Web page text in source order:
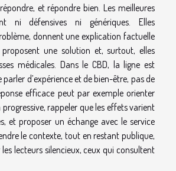
et répondre bien. Les meilleures
ni défensives ni génériques. Elles
donnent une explication factuelle
une solution et, surtout, elles
médicales. Dans le CBD, la ligne est
parler d’expérience et de bien-être, pas de
efficace peut par exemple orienter
rappeler que les effets varient
et proposer un échange avec le service
le contexte, tout en restant publique,
lecteurs silencieux, ceux qui consultent